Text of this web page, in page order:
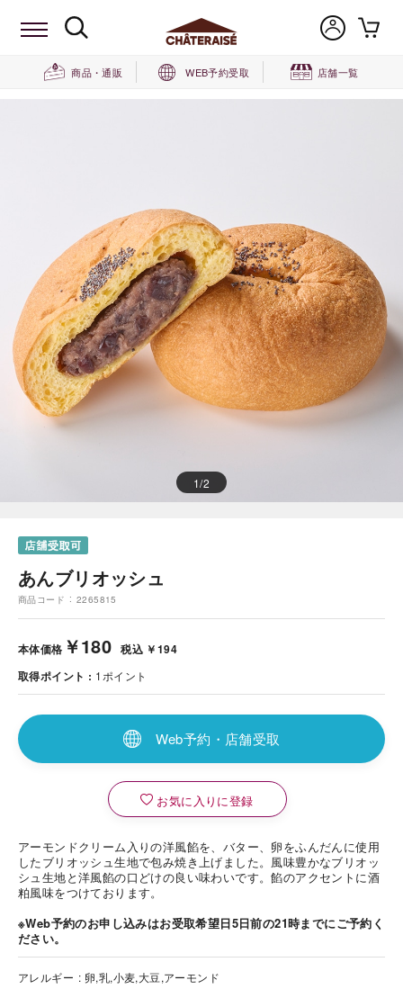
商品・通販 WEB予約受取 店舗一覧
1/2
あんブリオッシュ
商品コード 2265815
本体価格 ￥180 税込 ￥194
取得ポイント
1 ポイント
Web予約・店舗受取
お気に入りに登録
アーモンドクリーム入りの洋風餡を、バター、卵をふんだんに使用
したブリオッシュ生地で包み焼き上げました。風味豊かなブリオッ
シュ生地と洋風餡の口どけの良い味わいです。餡のアクセントに酒
粕風味をつけております。
※Web予約のお申し込みはお受取希望日5日前の21時までにご予約く
ださい。
アレルギー 卵,乳,小麦,大豆,アーモンド